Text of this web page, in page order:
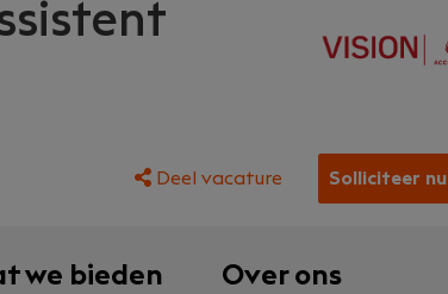
Deel vacature Solliciteer nu
we bieden Over ons